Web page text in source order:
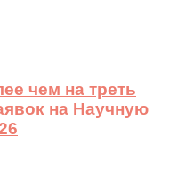
чем на треть
на Научную